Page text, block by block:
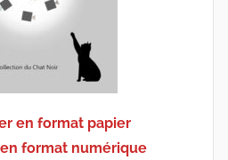
en format papier
format numérique